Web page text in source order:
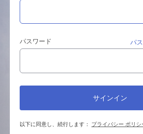
パスワード パ
以下に同意し、続行します： プライバシー ポリシ